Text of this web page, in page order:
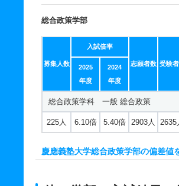
総合政策学部
募集人数
入試倍率
志願者数 受験
2025
年度
2024
年度
総合政策学科 一般 総合政策
225人 6.10倍 5.40倍 2903人 2635
慶應義塾大学総合政策学部の偏差値